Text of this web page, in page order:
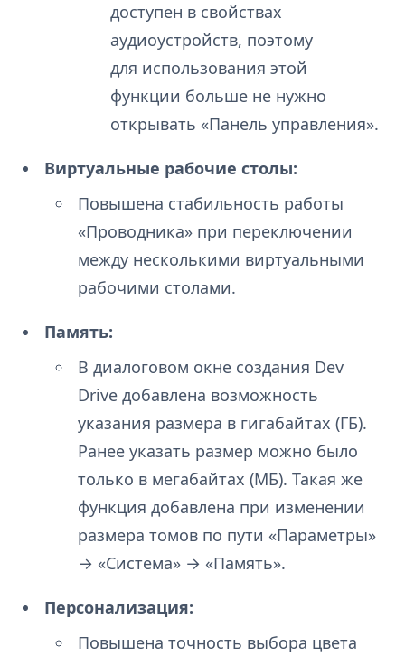
доступен в свойствах
аудиоустройств, поэтому
для использования этой
функции больше не нужно
открывать «Панель управления».
Виртуальные рабочие столы:
Повышена стабильность работы
«Проводника» при переключении
между несколькими виртуальными
рабочими столами.
Память:
В диалоговом окне создания Dev
Drive добавлена возможность
указания размера в гигабайтах (ГБ).
Ранее указать размер можно было
только в мегабайтах (МБ). Такая же
функция добавлена при изменении
размера томов по пути «Параметры»
→ «Система» → «Память».
Персонализация:
Повышена точность выбора цвета